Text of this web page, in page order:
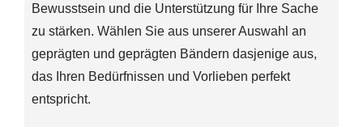
Bewusstsein und die Unterstützung für Ihre Sache
zu stärken. Wählen Sie aus unserer Auswahl an
geprägten und geprägten Bändern dasjenige aus,
das Ihren Bedürfnissen und Vorlieben perfekt
entspricht.